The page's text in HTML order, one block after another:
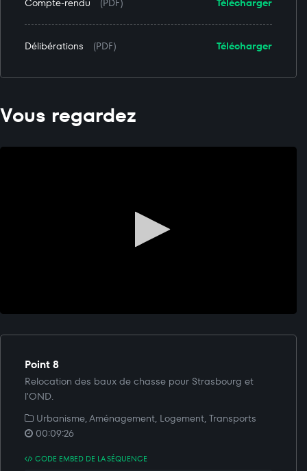
Télécharger
Compte-rendu (PDF)
Télécharger
Délibérations (PDF)
Vous regardez
Point 8
Relocation des baux de chasse pour Strasbourg et
l'OND.
Urbanisme, Aménagement, Logement, Transports
00:09:26
CODE EMBED DE LA SÉQUENCE